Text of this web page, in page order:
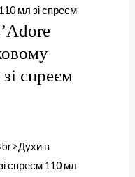
спреєм